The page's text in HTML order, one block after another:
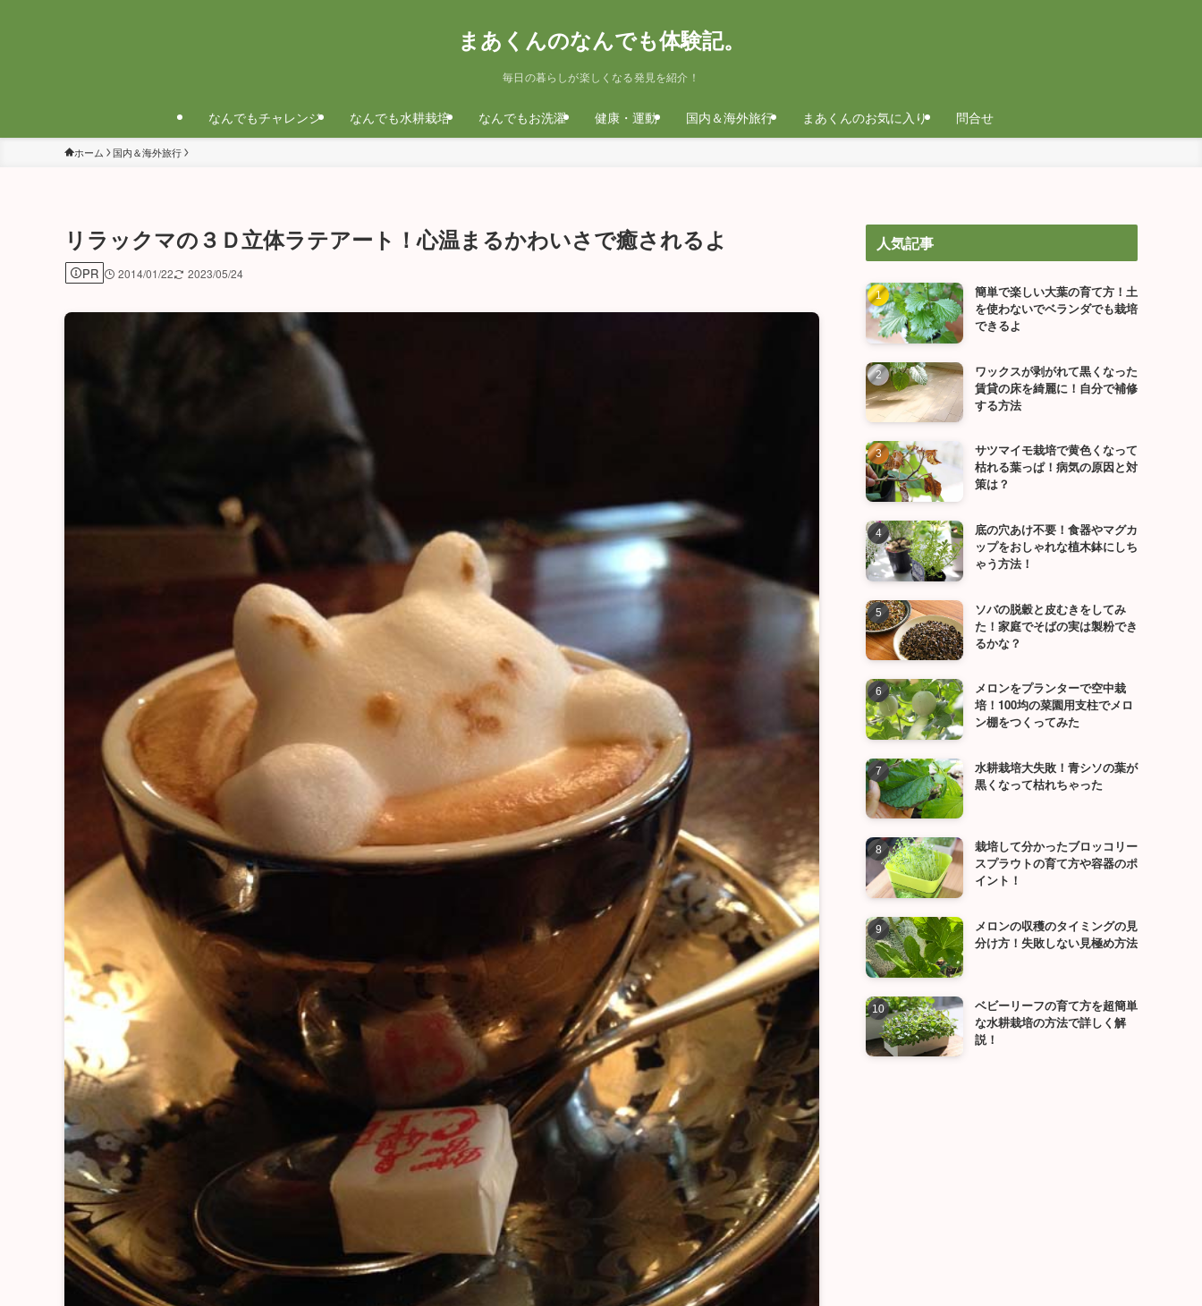
まあくんのなんでも体験記。
毎日の暮らしが楽しくなる発見を紹介！
なんでもチャレンジ なんでも水耕栽培 なんでもお洗濯 健康・運動 国内＆海外旅行 まあくんのお気に入り 問合せ
ホーム 国内＆海外旅行
リラックマの３Ｄ立体ラテアート！心温まるかわいさで癒されるよ
PR 2014/01/22 2023/05/24
人気記事
簡単で楽しい大葉の育て方！土
を使わないでベランダでも栽培
できるよ
ワックスが剥がれて黒くなった
賃貸の床を綺麗に！自分で補修
する方法
サツマイモ栽培で黄色くなって
枯れる葉っぱ！病気の原因と対
策は？
底の穴あけ不要！食器やマグカ
ップをおしゃれな植木鉢にしち
ゃう方法！
ソバの脱穀と皮むきをしてみ
た！家庭でそばの実は製粉でき
るかな？
メロンをプランターで空中栽
培！100均の菜園用支柱でメロ
ン棚をつくってみた
水耕栽培大失敗！青シソの葉が
黒くなって枯れちゃった
栽培して分かったブロッコリー
スプラウトの育て方や容器のポ
イント！
メロンの収穫のタイミングの見
分け方！失敗しない見極め方法
ベビーリーフの育て方を超簡単
な水耕栽培の方法で詳しく解
説！